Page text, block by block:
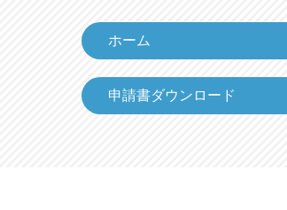
ホーム
申請書ダウンロード